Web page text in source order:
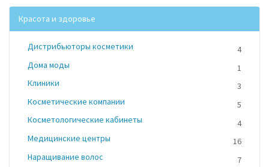
Красота и здоровье
Дистрибьюторы косметики
4
Дома моды
1
Клиники
3
Косметические компании
5
Косметологические кабинеты
4
Медицинские центры
16
Наращивание волос
7